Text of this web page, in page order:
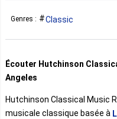
Genres : Classic
Écouter Hutchinson
Angeles
Hutchinson Classical Music
musicale classique basée à